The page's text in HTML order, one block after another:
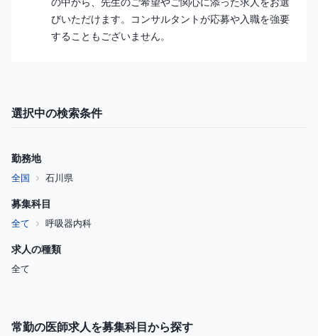
びいただけます。コンサルタントが応募や入職を強要
することもございません。
選択中の検索条件
勤務地
全国 石川県
募集科目
全て 呼吸器内科
求人の種類
全て
常勤の医師求人を募集科目から探す